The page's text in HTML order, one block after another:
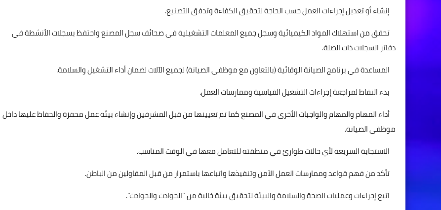
إنشاء أو تعديل إجراءات العمل حسب الحاجة لتحقيق الكفاءة وتدفق التصنيع.
تحقق من استهلاك المواد الكيميائية وسجل جميع المعلمات التشغيلية في صحائف سجل المصنع واحتفظ بسجلات الأنشطة في
دفاتر السجلات ذات الصلة.
المساعدة في برنامج الصيانة الوقائية (بالتعاون مع موظفي الصيانة) لجميع الآلات لضمان أداء التشغيل والسلامة.
بدء النقاط لمراجعة إجراءات التشغيل القياسية وممارسات العمل.
أداء المهام والمهام والواجبات الأخرى في المصنع كما تم تعيينها من قبل المشرفين وإنشاء بيئة عمل محفزة والحفاظ عليها داخل
موظفي الصيانة.
الاستجابة السريعة لأي حالات طوارئ في منطقته للتعامل معها في الوقت المناسب.
تأكد من فهم قواعد وممارسات العمل الآمن وتنفيذها واتباعها باستمرار من قبل المقاولين من الباطن.
اتبع إجراءات وعمليات الصحة والسلامة والبيئة لتحقيق بيئة خالية من "الحوادث والحوادث".